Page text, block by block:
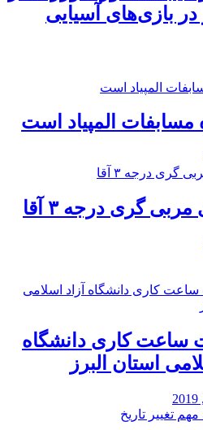
در بازی‌های آسیایی
مسابفات المپیاد است
گری درجه ۳ آقا
ساعت کاری دانشگاه
استان البرز